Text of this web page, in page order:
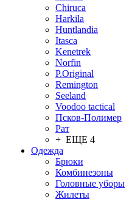
Chiruсa
Harkila
Huntlandia
Itasca
Kenetrek
Norfin
P.Original
Remington
Seeland
Voodoo tactical
Псков-Полимер
Рат
+ ЕЩЕ 4
Одежда
Брюки
Комбинезоны
Головные уборы
Жилеты